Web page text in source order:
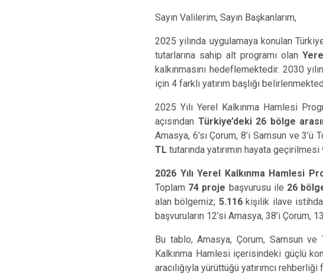
Sayın Valilerim, Sayın Başkanlarım,
2025 yılında uygulamaya konulan
tutarlarına sahip alt programı olan
kalkınmasını hedeflemektedir. 2030
için 4 farklı yatırım başlığı
2025 Yılı Yerel Kalkınma Hamlesi
açısından Türkiye’deki 26 bölge
Amasya, 6’sı Çorum, 8’i Samsun ve
TL tutarında yatırımın hayata geçirilmesi
2026 Yılı Yerel Kalkınma Hamlesi
Toplam 74 proje başvurusu ile 26
alan bölgemiz; 5.116kişilik ilave
başvuruların 12’si Amasya, 38’i Çorum,
Bu tablo, Amasya, Çorum, Samsun
Kalkınma Hamlesi içerisindeki güçlü
aracılığıyla yürüttüğü yatırımcı